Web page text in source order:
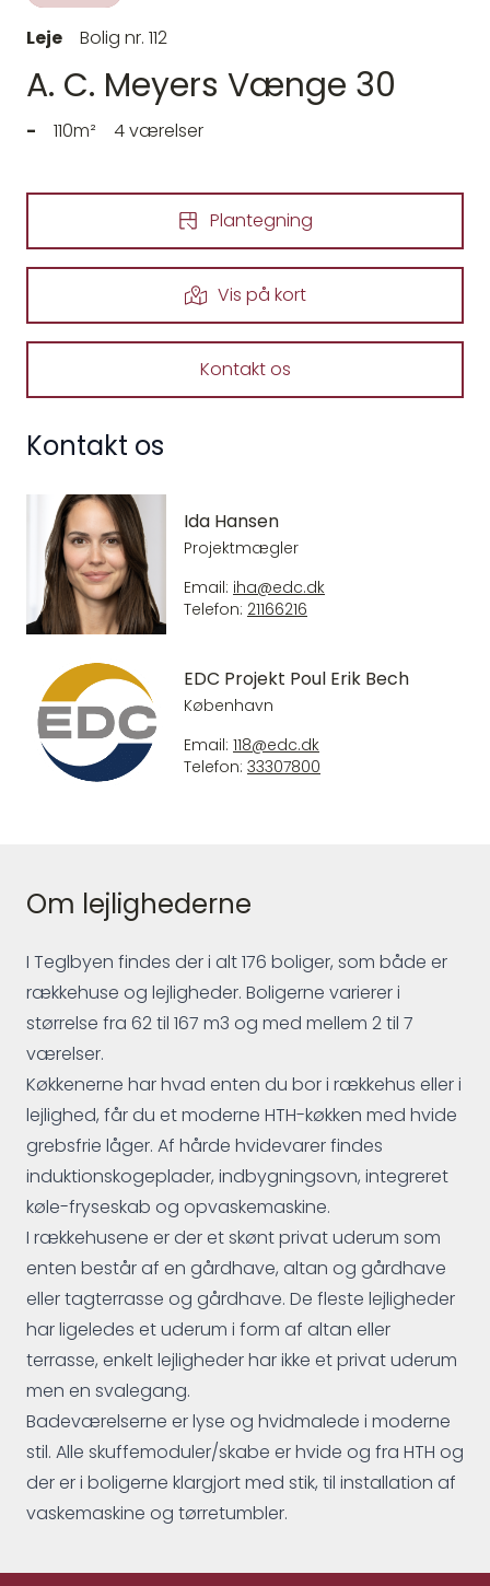
Leje Bolig nr. 112
A. C. Meyers Vænge 30
- 110m² 4 værelser
Plantegning
Vis på kort
Kontakt os
Kontakt os
Ida Hansen
Projektmægler
Email: iha@edc.dk
Telefon: 21166216
EDC Projekt Poul Erik Bech
København
Email: 118@edc.dk
Telefon: 33307800
Om lejlighederne
I Teglbyen findes der i alt 176 boliger, som både er
rækkehuse og lejligheder. Boligerne varierer i
størrelse fra 62 til 167 m3 og med mellem 2 til 7
værelser.
Køkkenerne har hvad enten du bor i rækkehus eller i
lejlighed, får du et moderne HTH-køkken med hvide
grebsfrie låger. Af hårde hvidevarer findes
induktionskogeplader, indbygningsovn, integreret
køle-fryseskab og opvaskemaskine.
I rækkehusene er der et skønt privat uderum som
enten består af en gårdhave, altan og gårdhave
eller tagterrasse og gårdhave. De fleste lejligheder
har ligeledes et uderum i form af altan eller
terrasse, enkelt lejligheder har ikke et privat uderum
men en svalegang.
Badeværelserne er lyse og hvidmalede i moderne
stil. Alle skuffemoduler/skabe er hvide og fra HTH og
der er i boligerne klargjort med stik, til installation af
vaskemaskine og tørretumbler.